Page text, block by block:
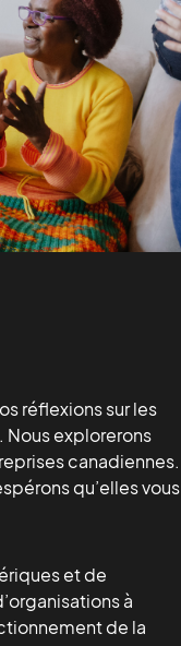
réflexions sur les
explorerons
canadiennes.
qu’elles vous
et de
à
de la